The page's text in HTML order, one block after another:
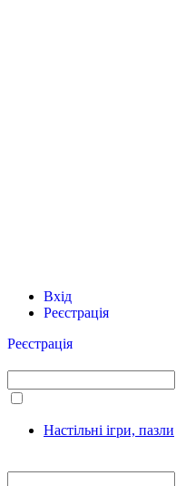
Вхід
Реєстрація
Реєстрація
Настільні ігри, пазли